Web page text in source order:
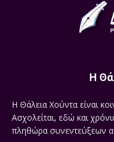
Η
Η Θάλεια Χούντα είναι
Ασχολείται, εδώ και
πληθώρα συνεντεύξεων